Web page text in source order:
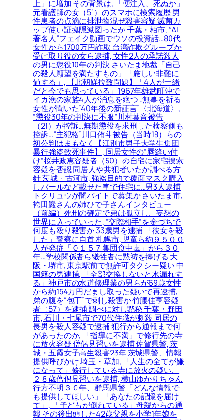
上」に増加 その背景は, 「便注入、死ぬか」
元看護師の女（51）のスマホに検索履歴 男
性患者の点滴に排泄物混ぜ殺害容疑 滅菌カ
ップ使い証拠隠滅図ったか 千葉・柏市, “AI
著名人”フェイク動画でウソの投資話…80代
女性から1700万円詐取 台湾詐欺グループか
受け取り役の女ら逮捕, 女性2人の承諾殺人
の男に懲役10年の判決 さいたま地裁「自己
の殺人願望を満たすもの」「厳しい非難に
値する」, 【北朝鮮拉致問題】「4人が一緒
だと今でも思っている」1967年雄武町沖で
イカ漁の家族4人が消息を絶つ…無事を祈る
女性が聞いた”40年後の新証言”〈北海道〉,
”懲役30年の判決に不服”川村葉音被告
（21）が控訴…無期懲役を求刑した検察側も
控訴…”主犯格”川口侑斗被告（当時18）らの
初公判はまもなく【江別市男子大学生集団
暴行強盗致死事件】, 同居女性の“唇縫い付
け”桜井政恵容疑者（50）の自宅に家宅捜索
容疑を否認 同居人や共犯者いたか調べる方
針 茨城・古河市, 強盗目的で覆面マスク購入
しバールなど載せた車で住宅に…男3人逮捕
トクリュウが闇バイトで募集か さいたま市,
袴田巖さんの姉ひで子さんインタビュー
（前編）死刑の確定で弟は孤立し、妄想の
世界に入っていった, “交際相手”を金づちで
何度も殴り殺害か 33歳男を逮捕 「彼女を殺
した」警察に自首 札幌市, 児童ら約９５００
人が発症「Ｏ１５７集団食中毒」から３０
年…学校関係者ら犠牲者に黙祷を捧げる 大
阪・堺市, 東京駅前で無許可タクシー疑い 中
国籍の男逮捕, 「全部交換しないと水漏れす
る」神戸市の水道修理業の男らが69歳女性
から約154万円だまし取った疑いで再逮捕,
弟の腹を“包丁”で刺し殺害か 竹腰佳亨容疑
者（57）を逮捕 調べに対し黙秘 千葉・野田
市, 石川・七尾市で70代住職が刺殺 同居の
長男を殺人容疑で逮捕 犯行から通報まで何
があったのか, 「指導に不満」で修行先の寺
に放火容疑 僧侶見習いを逮捕 佐賀県警, 茨
城・五霞女子高生殺害23年 茨城県警、情報
提供呼びかけ 埼玉・草加, 「人生の全てが嫌
になって」修行している寺に放火の疑い、
２８歳僧侶見習いを逮捕, 横山ゆかりちゃん
行方不明３０年、群馬県警「どんな情報で
も提供してほしい」「あなたの記憶を届け
て」, 「子どもが倒れている」母親からの通
報 その後出頭した42歳父親を小学1年娘を